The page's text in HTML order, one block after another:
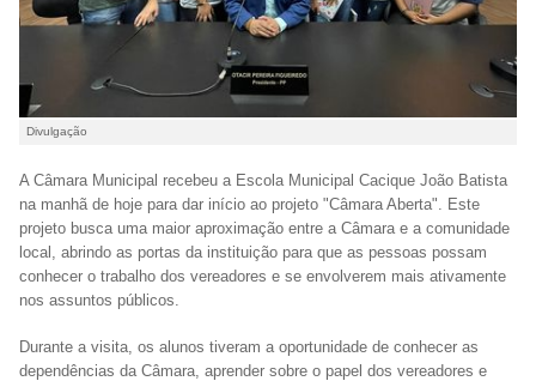
Divulgação
A Câmara Municipal recebeu a Escola Municipal Cacique João Batista
na manhã de hoje para dar início ao projeto "Câmara Aberta". Este
projeto busca uma maior aproximação entre a Câmara e a comunidade
local, abrindo as portas da instituição para que as pessoas possam
conhecer o trabalho dos vereadores e se envolverem mais ativamente
nos assuntos públicos.
Durante a visita, os alunos tiveram a oportunidade de conhecer as
dependências da Câmara, aprender sobre o papel dos vereadores e